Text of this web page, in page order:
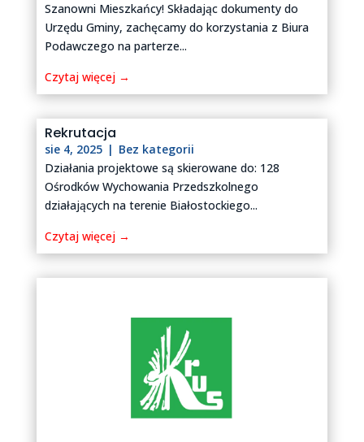
Szanowni Mieszkańcy! Składając dokumenty do
Urzędu Gminy, zachęcamy do korzystania z Biura
Podawczego na parterze...
Czytaj więcej →
Rekrutacja
sie 4, 2025 | Bez kategorii
Działania projektowe są skierowane do: 128
Ośrodków Wychowania Przedszkolnego
działających na terenie Białostockiego...
Czytaj więcej →